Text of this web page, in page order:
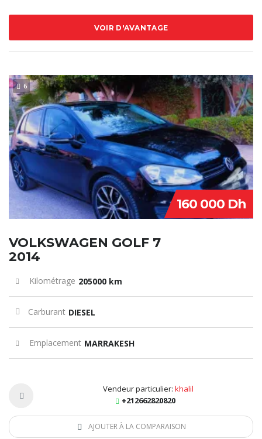
VOIR D'AVANTAGE
6
160 000 Dh
VOLKSWAGEN GOLF 7
2014
Kilométrage 205000 km
Carburant DIESEL
Emplacement MARRAKESH
Vendeur particulier: khalil
+212662820820
AJOUTER À LA COMPARAISON